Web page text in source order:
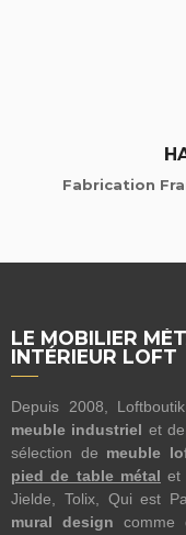
Fabrication
LE MOBILIER
INTÉRIEUR LOFT
Depuis 2008,
meuble industriel et
sélection de meuble
pied de table métal et
Jielde, Tolix, Qui est
mural design comme